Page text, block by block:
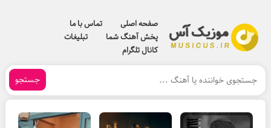
صفحه اصلی
تماس با ما
پخش آهنگ شما
تبلیغات
کانال تلگرام
جستجو